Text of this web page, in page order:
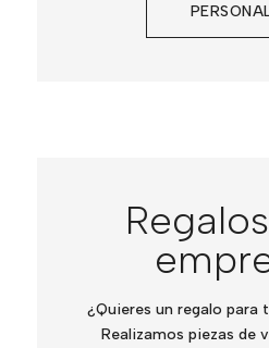
¿Quieres un regalo para
Realizamos piezas de